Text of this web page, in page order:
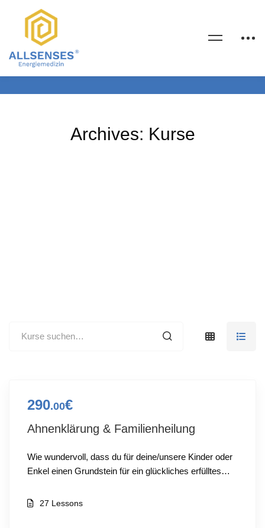
Archives: Kurse
290.00€
Ahnenklärung & Familienheilung
Wie wundervoll, dass du für deine/unsere Kinder oder
Enkel einen Grundstein für ein glückliches erfülltes…
27 Lessons